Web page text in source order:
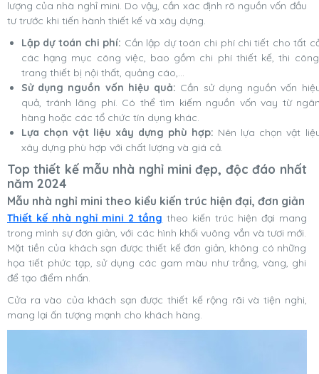
lượng của nhà nghỉ mini. Do vậy, cần xác định rõ nguồn vốn đầu
tư trước khi tiến hành thiết kế và xây dựng.
Lập dự toán chi phí: Cần lập dự toán chi phí chi tiết cho tất
các hạng mục công việc, bao gồm chi phí thiết kế, thi
trang thiết bị nội thất, quảng cáo,...
Sử dụng nguồn vốn hiệu quả: Cần sử dụng nguồn vốn
quả, tránh lãng phí. Có thể tìm kiếm nguồn vốn vay từ
hàng hoặc các tổ chức tín dụng khác.
Lựa chọn vật liệu xây dựng phù hợp: Nên lựa chọn vật
xây dựng phù hợp với chất lượng và giá cả.
Top thiết kế mẫu nhà nghỉ mini đẹp, độc đáo nhất
năm 2024
Mẫu nhà nghỉ mini theo kiểu kiến trúc hiện đại, đơn giản
Thiết kế nhà nghỉ mini 2 tầng theo kiến trúc hiện đại mang
trong mình sự đơn giản, với các hình khối vuông vắn và tươi mới.
Mặt tiền của khách sạn được thiết kế đơn giản, không có những
họa tiết phức tạp, sử dụng các gam màu như trắng, vàng, ghi
để tạo điểm nhấn.
Cửa ra vào của khách sạn được thiết kế rộng rãi và tiện nghi,
mang lại ấn tượng mạnh cho khách hàng.